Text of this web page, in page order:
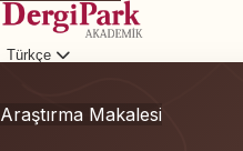
Türkçe
Araştırma Makalesi